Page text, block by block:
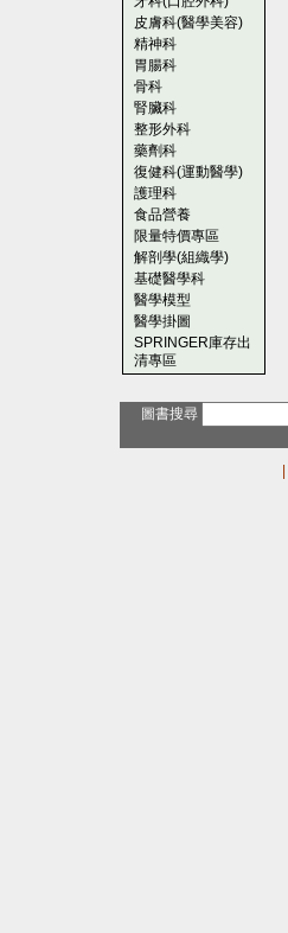
皮膚科(醫學美容)
精神科
胃腸科
骨科
腎臟科
整形外科
藥劑科
復健科(運動醫學)
護理科
食品營養
限量特價專區
解剖學(組織學)
基礎醫學科
醫學模型
醫學掛圖
SPRINGER庫存出
清專區
圖書搜尋